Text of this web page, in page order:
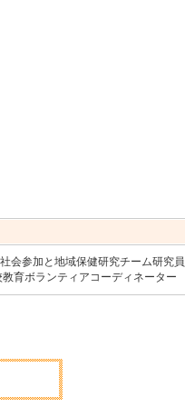
参加と地域保健研究チーム研究員
育ボランティアコーディネーター